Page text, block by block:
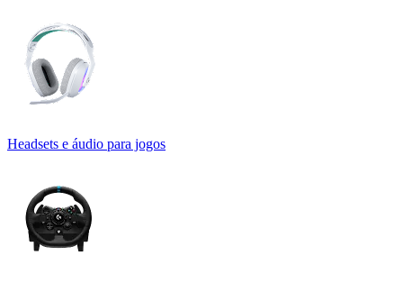
Headsets e áudio para jogos